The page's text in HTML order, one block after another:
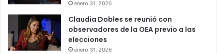
enero 31, 2026
Claudia Dobles se reunió con
observadores de la OEA previo a las
elecciones
enero 31, 2026